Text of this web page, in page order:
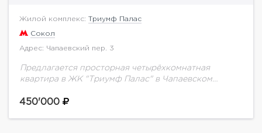
Жилой комплекс: Триумф Палас
Сокол
Адрес: Чапаевский пер. 3
Предлагается просторная четырёхкомнатная
квартира в ЖК "Триумф Палас" в Чапаевском
спальни (24, 12, 18 кв.м), комната свободного
450'000